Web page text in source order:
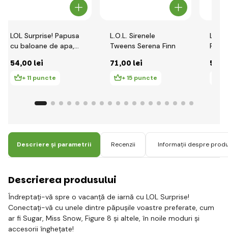
LOL Surprise! Papusa
cu baloane de apa,
54,00 lei
+ 11 puncte
L.O.L. Sirenele
Tweens Serena Finn
71,00 lei
+ 15 puncte
54
Descriere și parametrii Recenzii Informații despre
Descrierea produsului
Îndreptați-vă spre o vacanță de iarnă cu LOL Surprise!
Conectați-vă cu unele dintre păpușile voastre preferate, cum
ar fi Sugar, Miss Snow, Figure 8 și altele, în noile moduri și
accesorii înghețate!